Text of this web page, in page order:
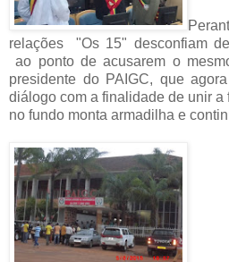
relações "Os 15" desconfiam
ao ponto de acusarem o
presidente do PAIGC, que
diálogo com a finalidade de unir a
no fundo monta armadilha e